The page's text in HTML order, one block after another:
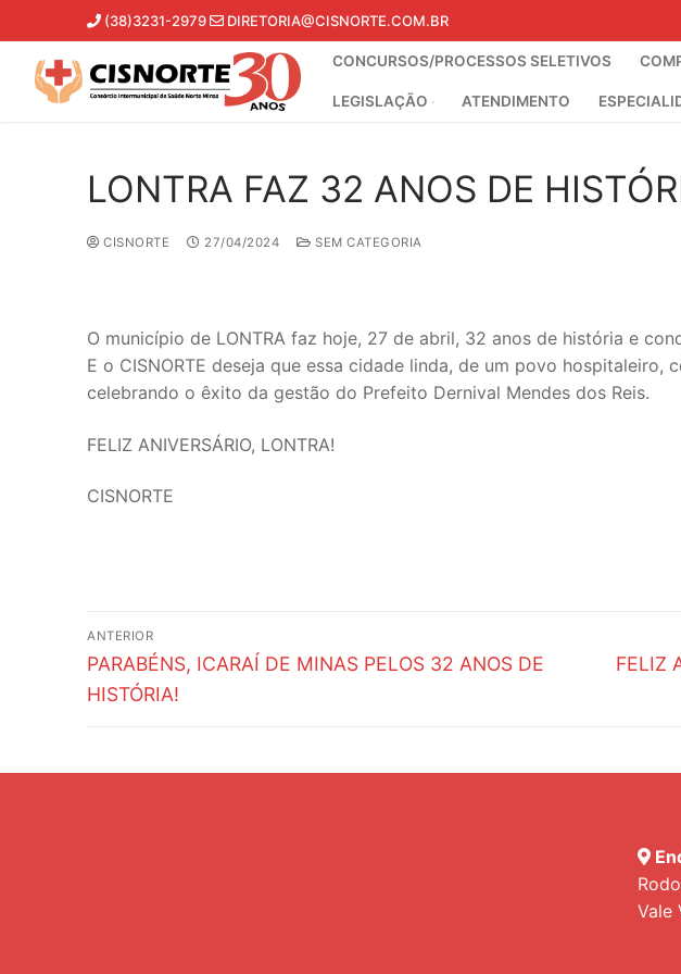
para
conteúdo
(38)3231-2979 DIRETORIA@CISNORTE.COM.BR
CONCURSOS/PROCESSOS SELETIVOS
LEGISLAÇÃO ATENDIMENTO
LONTRA FAZ 32 ANOS DE
CISNORTE 27/04/2024 SEM CATEGORIA
O município de LONTRA faz hoje, 27 de abril, 32 anos de história e
E o CISNORTE deseja que essa cidade linda, de um povo hospitaleiro,
celebrando o êxito da gestão do Prefeito Dernival Mendes dos Reis.
FELIZ ANIVERSÁRIO, LONTRA!
CISNORTE
Navegação
de
ANTERIOR
Post
anterior:
PARABÉNS, ICARAÍ DE MINAS PELOS 32 ANOS DE
HISTÓRIA!
FELIZ
Vale